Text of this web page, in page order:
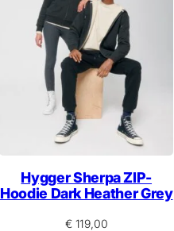
Hygger Sherpa ZIP-
Hoodie Dark Heather Grey
€119,00